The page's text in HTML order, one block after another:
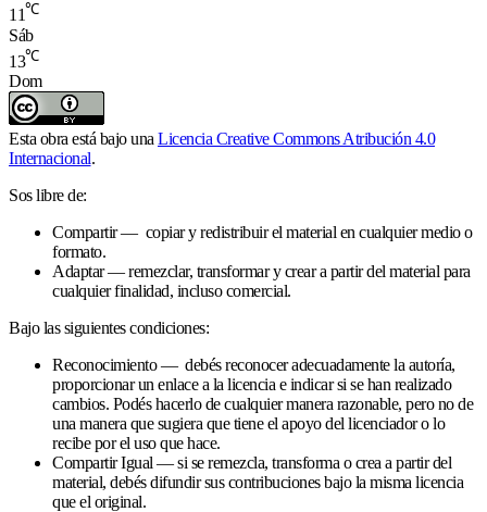
11℃
Sáb
13℃
Dom
Esta obra está bajo una Licencia Creative Commons Atribución 4.0
Internacional.
Sos libre de:
Compartir — copiar y redistribuir el material en cualquier medio o
formato.
Adaptar — remezclar, transformar y crear a partir del material para
cualquier finalidad, incluso comercial.
Bajo las siguientes condiciones:
Reconocimiento — debés reconocer adecuadamente la autoría,
proporcionar un enlace a la licencia e indicar si se han realizado
cambios. Podés hacerlo de cualquier manera razonable, pero no de
una manera que sugiera que tiene el apoyo del licenciador o lo
recibe por el uso que hace.
Compartir Igual — si se remezcla, transforma o crea a partir del
material, debés difundir sus contribuciones bajo la misma licencia
que el original.